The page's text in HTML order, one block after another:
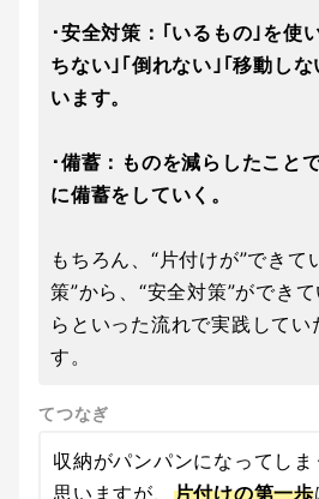
･安全対策：｢いるもの｣を使
ちない｣｢倒れない｣｢移動し
います。
･備蓄：ものを減らしたこと
に備蓄をしていく。
もちろん、“片付けが”できて
策”から、“安全対策”ができ
らといった流れで実践して
す。
てつなぎ
収納がパンパンになってし
思いますが、 片付けの第一歩